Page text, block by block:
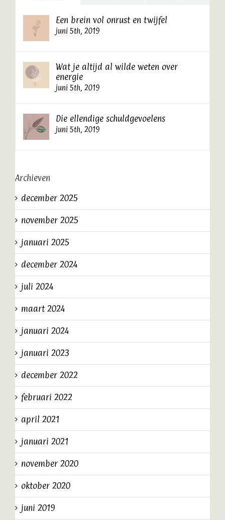
Een brein vol onrust en twijfel
juni 5th, 2019
Wat je altijd al wilde weten over
energie
juni 5th, 2019
Die ellendige schuldgevoelens
juni 5th, 2019
Archieven
december 2025
november 2025
januari 2025
december 2024
juli 2024
maart 2024
januari 2024
januari 2023
december 2022
februari 2022
april 2021
januari 2021
november 2020
oktober 2020
juni 2019